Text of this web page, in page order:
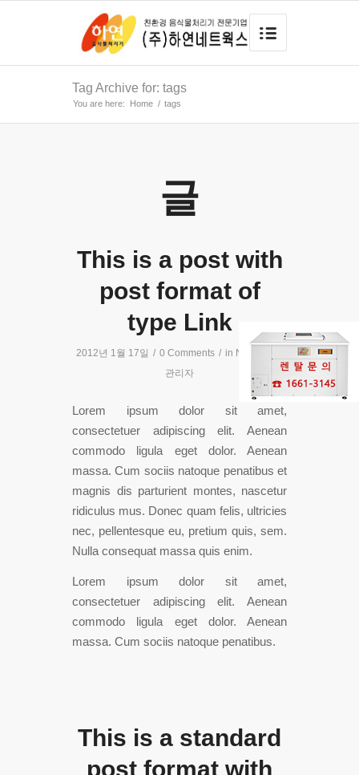
Tag Archive for: tags
You are here: Home / tags
글
This is a post with
post format of
type Link
2012년 1월 17일 / 0 Comments / in News
관리자
Lorem ipsum dolor sit amet,
consectetuer adipiscing elit. Aenean
commodo ligula eget dolor. Aenean
massa. Cum sociis natoque penatibus et
magnis dis parturient montes, nascetur
ridiculus mus. Donec quam felis, ultricies
nec, pellentesque eu, pretium quis, sem.
Nulla consequat massa quis enim.
Lorem ipsum dolor sit amet,
consectetuer adipiscing elit. Aenean
commodo ligula eget dolor. Aenean
massa. Cum sociis natoque penatibus.
This is a standard
post format with